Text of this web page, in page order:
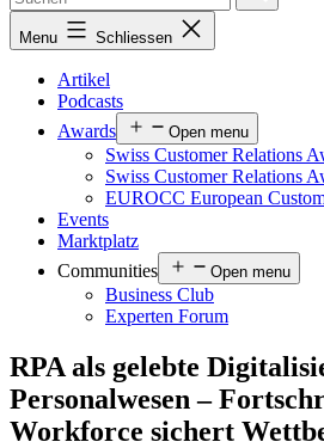
Menu Schliessen
Artikel
Podcasts
Awards
Open menu
Swiss Customer Relations
Swiss Customer Relations
EUROCC European
Events
Marktplatz
Communities
Open menu
Business Club
Experten Forum
RPA als gelebte
Personalwesen –
Workforce sichert